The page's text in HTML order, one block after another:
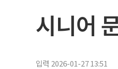
시니어
입력 2026-01-27 13:51